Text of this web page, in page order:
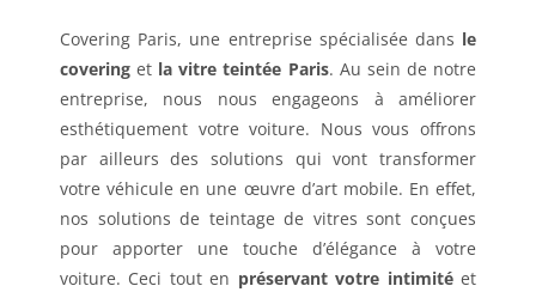
Covering Paris, une entreprise spécialisée dans le
covering et la vitre teintée Paris. Au sein de notre
entreprise, nous nous engageons à améliorer
esthétiquement votre voiture. Nous vous offrons
par ailleurs des solutions qui vont transformer
votre véhicule en une œuvre d’art mobile. En effet,
nos solutions de teintage de vitres sont conçues
pour apporter une touche d’élégance à votre
voiture. Ceci tout en préservant votre intimitéet